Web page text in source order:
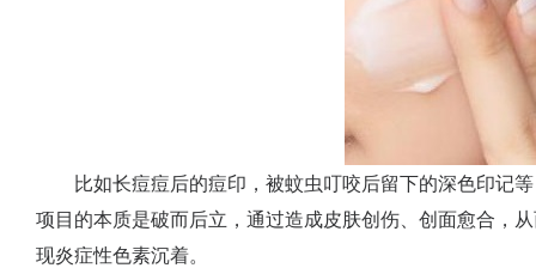
比如长痘痘后的痘印，被蚊虫叮咬后留下的深色印记等
项目的本质是破而后立，通过造成皮肤创伤、创面愈合，
现炎症性色素沉着。